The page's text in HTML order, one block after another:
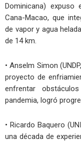
Dominicana)
Cana-Macao, que
de vapor y agua
de 14 km.
• Anselm Simon
proyecto de
enfrentar
pandemia, logró
• Ricardo Baquero
una década de